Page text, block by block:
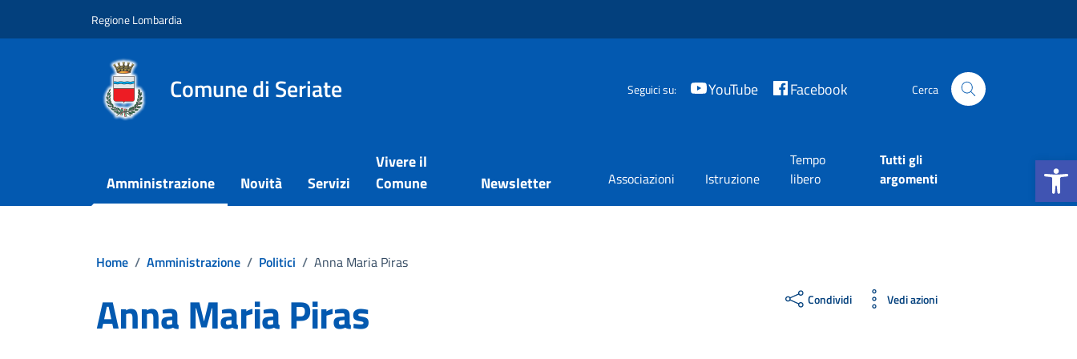
Apri la
Regione Lombardia
Comune di Seriate Seguici su: YouTube Facebook Cerca
Amministrazione Novità Servizi
Vivere il
Comune
Newsletter Associazioni Istruzione
Tempo
libero
Tutti gli
argomenti
Home / Amministrazione / Politici / Anna Maria Piras
Anna Maria Piras Condividi Vedi azioni